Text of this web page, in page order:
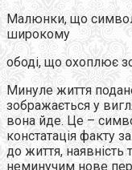
Малюнки, що
широкому
ободі, що охоплює
Минуле життя
зображається у
вона йде. Це –
констатація факту
до життя, наявність
неминучим нове